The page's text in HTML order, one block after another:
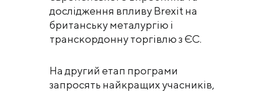
дослідження впливу Brexit на
британську металургію і
транскордонну торгівлю з ЄС.
На другий етап програми
запросять найкращих учасників,